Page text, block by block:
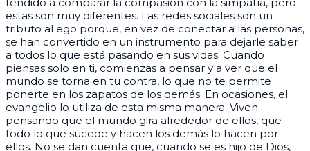
estas son muy diferentes. Las redes sociales son un
tributo al ego porque, en vez de conectar a las personas,
se han convertido en un instrumento para dejarle saber
a todos lo que está pasando en sus vidas. Cuando
piensas solo en ti, comienzas a pensar y a ver que el
mundo se torna en tu contra, lo que no te permite
ponerte en los zapatos de los demás. En ocasiones, el
evangelio lo utiliza de esta misma manera. Viven
pensando que el mundo gira alrededor de ellos, que
todo lo que sucede y hacen los demás lo hacen por
ellos. No se dan cuenta que, cuando se es hijo de Dios,